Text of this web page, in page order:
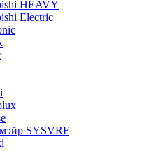
HEAVY
Electric
SYSVRF